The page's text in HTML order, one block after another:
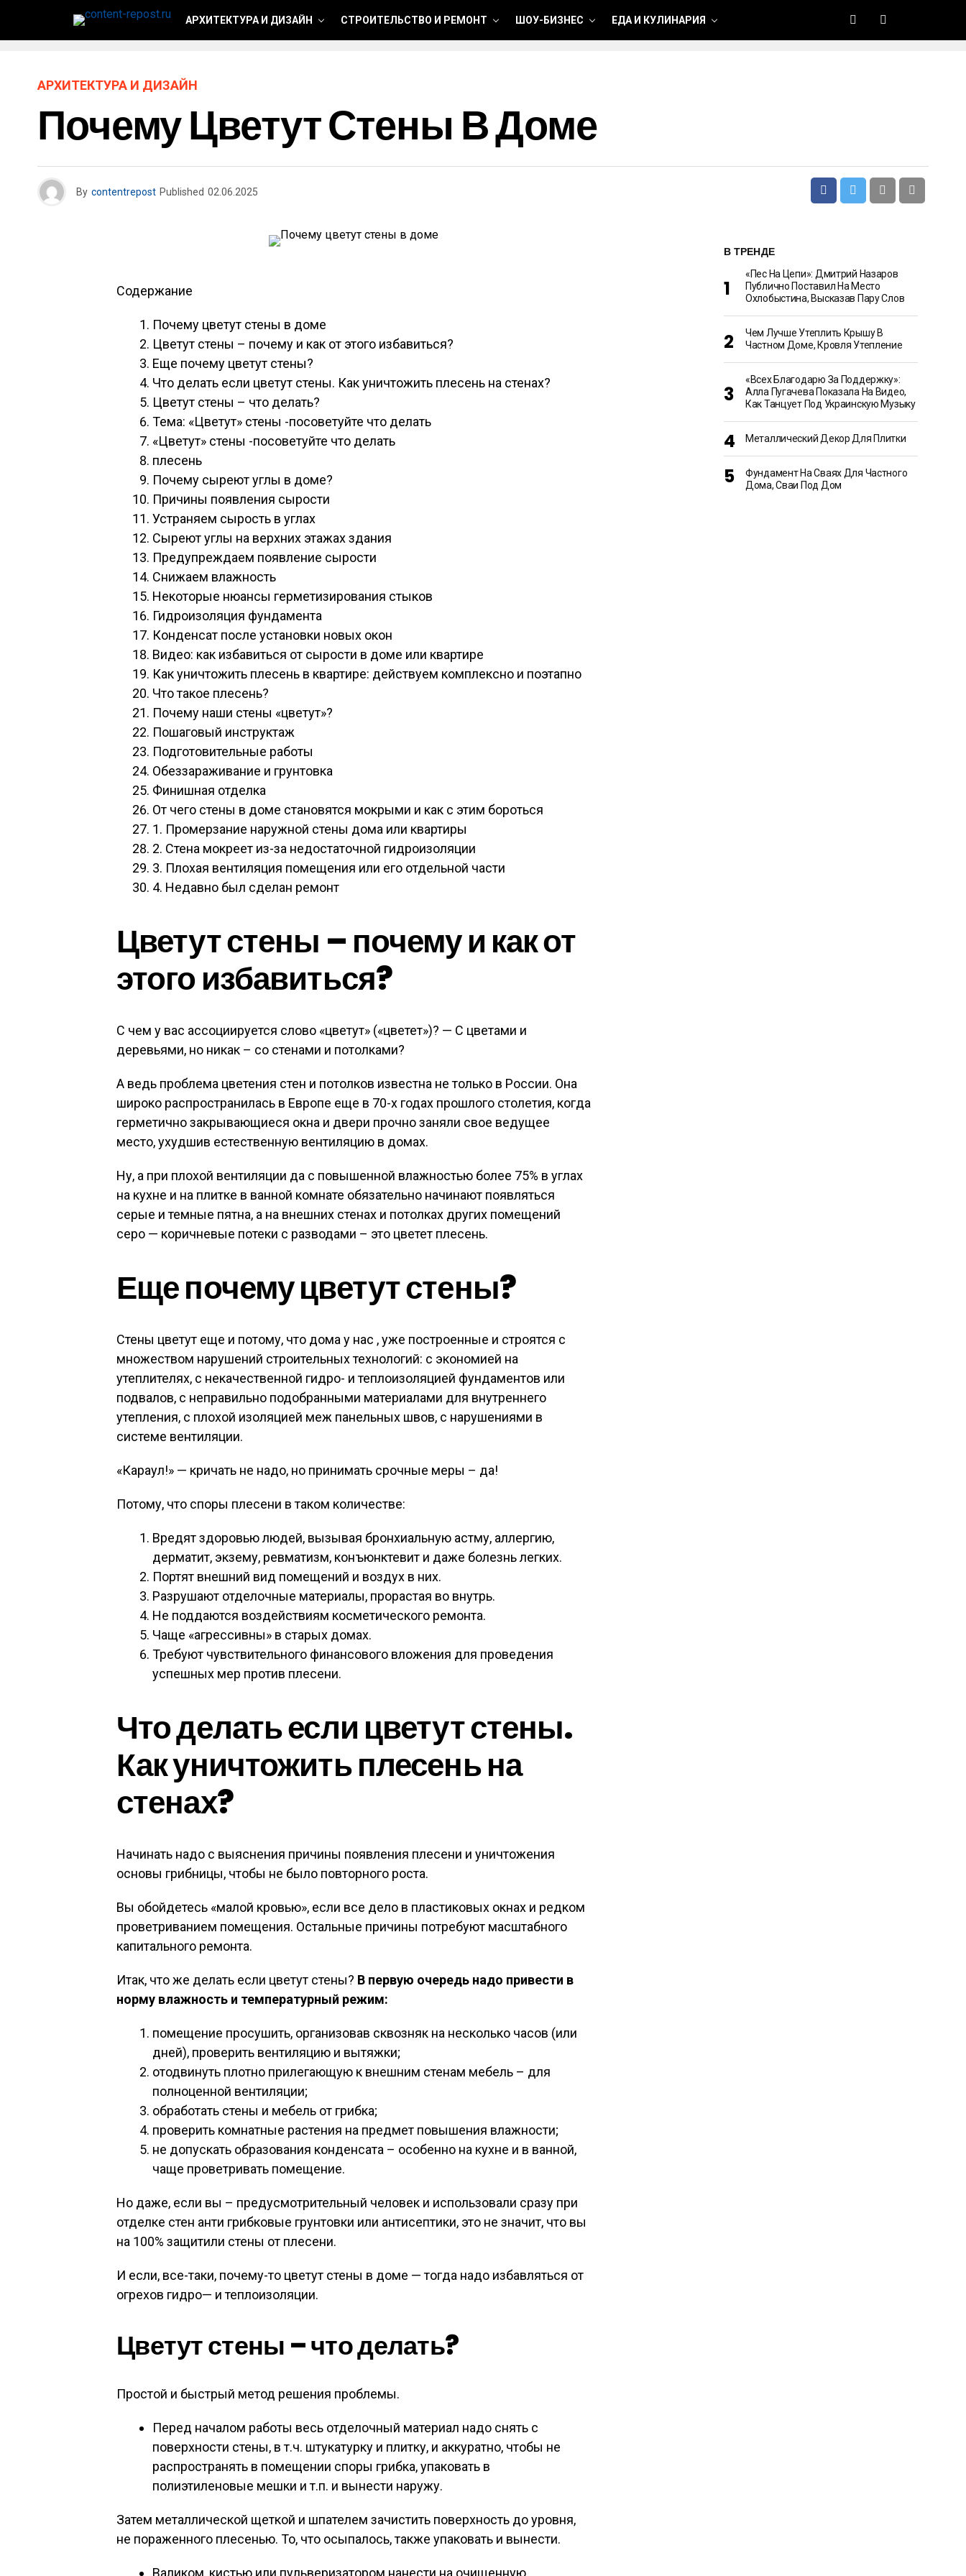
АРХИТЕКТУРА И ДИЗАЙН СТРОИТЕЛЬСТВО И РЕМОНТ ШОУ-БИЗНЕС ЕДА И КУЛИНАРИЯ
АРХИТЕКТУРА И ДИЗАЙН
Почему Цветут Стены В Доме
By contentrepost Published 02.06.2025
Содержание
Почему цветут стены в доме
Цветут стены – почему и как от этого избавиться?
Еще почему цветут стены?
Что делать если цветут стены. Как уничтожить плесень на стенах?
Цветут стены – что делать?
Тема: «Цветут» стены -посоветуйте что делать
«Цветут» стены -посоветуйте что делать
плесень
Почему сыреют углы в доме?
Причины появления сырости
Устраняем сырость в углах
Сыреют углы на верхних этажах здания
Предупреждаем появление сырости
Снижаем влажность
Некоторые нюансы герметизирования стыков
Гидроизоляция фундамента
Конденсат после установки новых окон
Видео: как избавиться от сырости в доме или квартире
Как уничтожить плесень в квартире: действуем комплексно и поэтапно
Что такое плесень?
Почему наши стены «цветут»?
Пошаговый инструктаж
Подготовительные работы
Обеззараживание и грунтовка
Финишная отделка
От чего стены в доме становятся мокрыми и как с этим бороться
1. Промерзание наружной стены дома или квартиры
2. Стена мокреет из-за недостаточной гидроизоляции
3. Плохая вентиляция помещения или его отдельной части
4. Недавно был сделан ремонт
Цветут стены – почему и как от
этого избавиться?
С чем у вас ассоциируется слово «цветут» («цветет»)? — С цветами и
деревьями, но никак – со стенами и потолками?
А ведь проблема цветения стен и потолков известна не только в России. Она
широко распространилась в Европе еще в 70-х годах прошлого столетия, когда
герметично закрывающиеся окна и двери прочно заняли свое ведущее
место, ухудшив естественную вентиляцию в домах.
Ну, а при плохой вентиляции да с повышенной влажностью более 75% в углах
на кухне и на плитке в ванной комнате обязательно начинают появляться
серые и темные пятна, а на внешних стенах и потолках других помещений
серо — коричневые потеки с разводами – это цветет плесень.
Еще почему цветут стены?
Стены цветут еще и потому, что дома у нас , уже построенные и строятся с
множеством нарушений строительных технологий: с экономией на
утеплителях, с некачественной гидро- и теплоизоляцией фундаментов или
подвалов, с неправильно подобранными материалами для внутреннего
утепления, с плохой изоляцией меж панельных швов, с нарушениями в
системе вентиляции.
«Караул!» — кричать не надо, но принимать срочные меры – да!
Потому, что споры плесени в таком количестве:
Вредят здоровью людей, вызывая бронхиальную астму, аллергию,
дерматит, экзему, ревматизм, конъюнктевит и даже болезнь легких.
Портят внешний вид помещений и воздух в них.
Разрушают отделочные материалы, прорастая во внутрь.
Не поддаются воздействиям косметического ремонта.
Чаще «агрессивны» в старых домах.
Требуют чувствительного финансового вложения для проведения
успешных мер против плесени.
Что делать если цветут стены.
Как уничтожить плесень на
стенах?
Начинать надо с выяснения причины появления плесени и уничтожения
основы грибницы, чтобы не было повторного роста.
Вы обойдетесь «малой кровью», если все дело в пластиковых окнах и редком
проветриванием помещения. Остальные причины потребуют масштабного
капитального ремонта.
Итак, что же делать если цветут стены? В первую очередь надо привести в
норму влажность и температурный режим:
помещение просушить, организовав сквозняк на несколько часов (или
дней), проверить вентиляцию и вытяжки;
отодвинуть плотно прилегающую к внешним стенам мебель – для
полноценной вентиляции;
обработать стены и мебель от грибка;
проверить комнатные растения на предмет повышения влажности;
не допускать образования конденсата – особенно на кухне и в ванной,
чаще проветривать помещение.
Но даже, если вы – предусмотрительный человек и использовали сразу при
отделке стен анти грибковые грунтовки или антисептики, это не значит, что вы
на 100% защитили стены от плесени.
И если, все-таки, почему-то цветут стены в доме — тогда надо избавляться от
огрехов гидро— и теплоизоляции.
Цветут стены – что делать?
Простой и быстрый метод решения проблемы.
Перед началом работы весь отделочный материал надо снять с
поверхности стены, в т.ч. штукатурку и плитку, и аккуратно, чтобы не
распространять в помещении споры грибка, упаковать в
полиэтиленовые мешки и т.п. и вынести наружу.
Затем металлической щеткой и шпателем зачистить поверхность до уровня,
не пораженного плесенью. То, что осыпалось, также упаковать и вынести.
Валиком, кистью или пульверизатором нанести на очищенную
В ТРЕНДЕ
«Пес На Цепи»: Дмитрий Назаров
Публично Поставил На Место
Охлобыстина, Высказав Пару Слов
Чем Лучше Утеплить Крышу В
Частном Доме, Кровля Утепление
«Всех Благодарю За Поддержку»:
Алла Пугачева Показала На Видео,
Как Танцует Под Украинскую Музыку
Металлический Декор Для Плитки
Фундамент На Сваях Для Частного
Дома, Сваи Под Дом